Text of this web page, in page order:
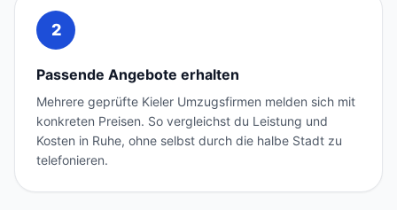
2
Passende Angebote erhalten
Mehrere geprüfte Kieler Umzugsfirmen melden sich mit
konkreten Preisen. So vergleichst du Leistung und
Kosten in Ruhe, ohne selbst durch die halbe Stadt zu
telefonieren.